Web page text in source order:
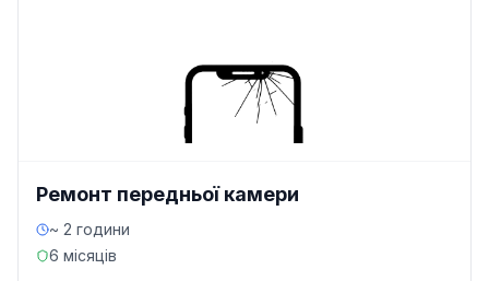
Ремонт передньої камери
~ 2 години
6 місяців